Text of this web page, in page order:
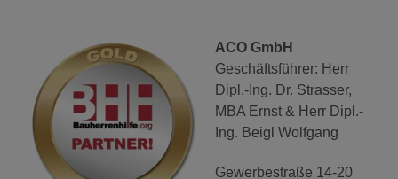
ACO GmbH
Geschäftsführer: Herr
Dipl.-Ing. Dr. Strasser,
MBA Ernst& Herr Dipl.-
Ing. Beigl Wolfgang
Gewerbestraße 14-20